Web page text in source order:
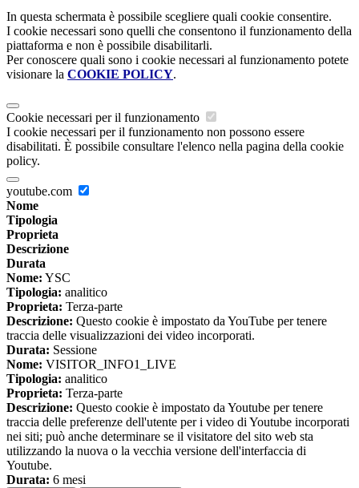
In questa schermata è possibile scegliere quali cookie consentire.
I cookie necessari sono quelli che consentono il funzionamento della
piattaforma e non è possibile disabilitarli.
Per conoscere quali sono i cookie necessari al funzionamento potete
visionare la COOKIE POLICY.
Cookie necessari per il funzionamento
I cookie necessari per il funzionamento non possono essere
disabilitati. È possibile consultare l'elenco nella pagina della cookie
policy.
youtube.com
Nome
Tipologia
Proprieta
Descrizione
Durata
Nome: YSC
Tipologia: analitico
Proprieta: Terza-parte
Descrizione: Questo cookie è impostato da YouTube per tenere
traccia delle visualizzazioni dei video incorporati.
Durata: Sessione
Nome: VISITOR_INFO1_LIVE
Tipologia: analitico
Proprieta: Terza-parte
Descrizione: Questo cookie è impostato da Youtube per tenere
traccia delle preferenze dell'utente per i video di Youtube incorporati
nei siti; può anche determinare se il visitatore del sito web sta
utilizzando la nuova o la vecchia versione dell'interfaccia di
Youtube.
Durata: 6 mesi